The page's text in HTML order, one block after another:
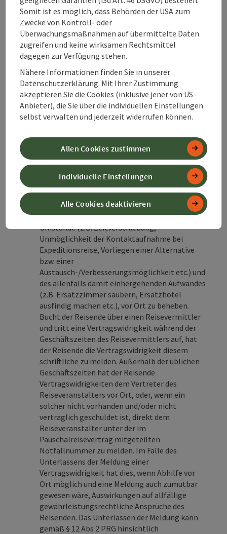
von behinderten Flugreisenden und
Flugreisenden mit eingeschränkter Mobilität)
und deren Mitreisende, für schwangere Reisende,
für unbegleitete minderjährige Reisende und für
Reisende, die besondere medizinische
Betreuung benötigen, sofern die genannten
Personen ihre besonderen Bedürfnisse, die bei
Buchung noch nicht bestanden haben oder
ihnen noch nicht bekannt sein mussten, dem
Reiseveranstalter 48 Stunden vor Reisebeginn
mitteilen.
ihm wahrgenommene Vertragswidrigkeit der
vereinbarten Reiseleistungen unverzüglich und
vollständig, inklusive konkreter Bezeichnung
der Vertragswidrigkeit/des Mangels, zu melden,
damit der Reiseveranstalter in die Lage versetzt
werden kann, die Vertragswidrigkeit – sofern
dies je nach Einzelfall möglich oder tunlich ist –
unter Berücksichtigung der jeweiligen
Umstände (z.B. Zeitverschiebung,
Unmöglichkeit der Kontaktaufnahme bei
Expeditionsreise, Vorliegen einer Alternative
bzw. einer
Austausch-/Verbesserungsmöglichkeit etc.) und
des allenfalls damit einhergehenden Aufwandes
(z.B. Ersatzzimmer säubern, Ersatzhotel
ausfindig machen etc.), vor Ort zu beheben.
Bucht der Reisende über einen Reisevermittler
und tritt eine Vertragswidrigkeit während der
Geschäftszeiten des Reisevermittlers auf, hat
der Reisende die Vertragswidrigkeit diesem
schriftliche zu melden. Außerhalb der üblichen
Geschäftszeiten hat der Reisende
Vertragswidrigkeiten dem Vertreter des
Reiseveranstalters vor Ort, oder, wenn ein
solcher nicht vorhanden und/oder nicht
vertraglich geschuldet ist, direkt dem
Reiseveranstalter unter der im
Pauschalreisevertrag mitgeteilten
Notfallnummer zu melden. Im Falle des
Unterlassens der Meldung einer
Vertragswidrigkeit hat dies, wenn Abhilfe vor
Ort möglich und eine Meldung auch zumutbar
gewesen wäre, Auswirkungen auf allfällige
gewährleistungsrechtliche Ansprüche des
Reisenden. Das Unterlassen der Meldung kann
gemäß § 12 Abs 2 PRG hinsichtlich
Somit ist es möglich, dass Behörden der USA zum
Zwecke von Kontroll- oder
Überwachungsmaßnahmen auf übermittelte Daten
zugreifen und keine wirksamen Rechtsmittel
dagegen zur Verfügung stehen.
Nähere Informationen finden Sie in unserer
Datenschutzerklärung. Mit Ihrer Zustimmung
akzeptieren Sie die Cookies (inklusive jener von US-
Anbieter), die Sie über die individuellen Einstellungen
selbst verwalten und jederzeit widerrufen können.
Alle Cookies deaktivieren
Individuelle Einstellungen
Allen Cookies zustimmen